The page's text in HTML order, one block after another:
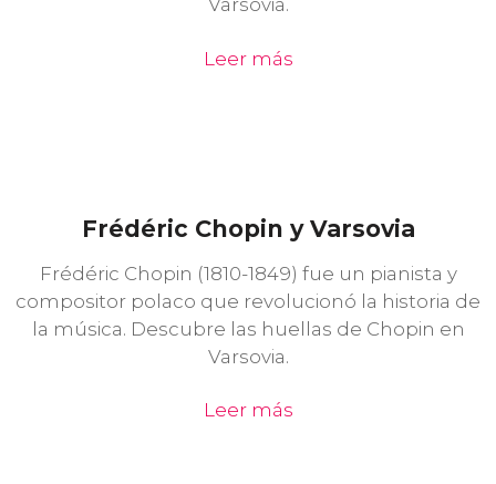
Leer más
Frédéric Chopin y Varsovia
Frédéric Chopin (1810-1849) fue un pianista y
compositor polaco que revolucionó la historia de
la música. Descubre las huellas de Chopin en
Varsovia.
Leer más